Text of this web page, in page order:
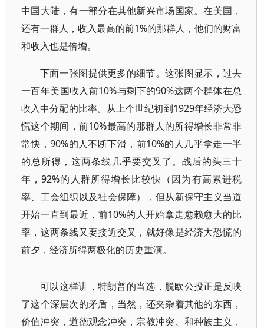
中国大陆，有一部分在其他新兴市场国家。在美国，
还有一群人，收入最高的前1%的那群人，他们的财富
和收入也是倍增。
下面一张图提供更多的细节。这张图显示，过去
一百年美国收入前10%与剩下的90%这两个群体在总
收入中分配的比率。从上个世纪初到1929年经济大恐
慌这个期间，前10%最高的那群人的所得增长非常非
常快，90%的人不断下滑，前10%的人几乎拿走一半
的总所得，这两条线几乎要交叉了。战后的头三十
年，92%的人群所得增长比较快（因为有高累进税
率、工会组织以及社会保障），但从新保守主义当道
开始一直到最近，前10%的人开始拿走愈赖愈大的比
率，这两条线又要接近交叉，就好像是经济大恐慌的
前夕，经济所得两极化的历史重演。
可以这样讲，特朗普的当选，脱欧公投正是反映
了这个深层次的矛盾，当然，还夹杂着其他的东西，
价值冲突，道德观念冲突，宗教冲突、和种族主义，